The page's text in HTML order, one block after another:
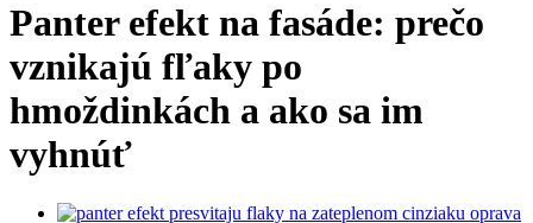
Panter efekt na fasáde: prečo
vznikajú fľaky po
hmoždinkách a ako sa im
vyhnúť
Zobraziť